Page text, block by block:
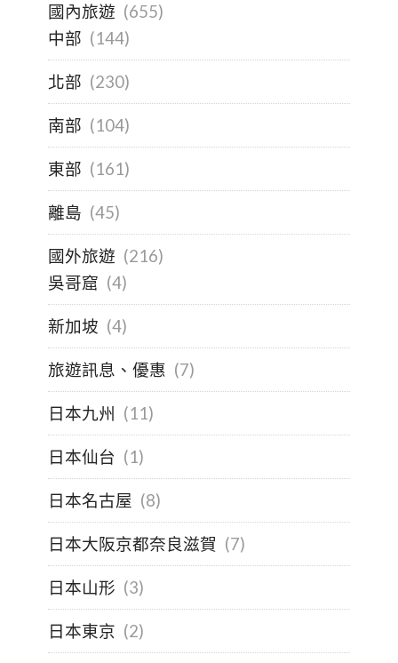
國內旅遊 (655)
中部 (144)
北部 (230)
南部 (104)
東部 (161)
離島 (45)
國外旅遊 (216)
吳哥窟 (4)
新加坡 (4)
旅遊訊息、優惠 (7)
日本九州 (11)
日本仙台 (1)
日本名古屋 (8)
日本大阪京都奈良滋賀 (7)
日本山形 (3)
日本東京 (2)